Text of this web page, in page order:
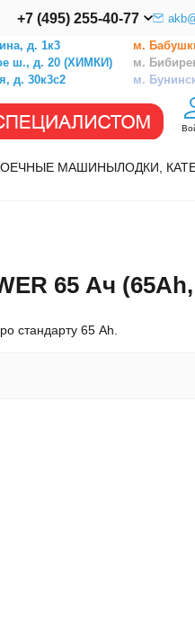
+7 (495) 255-40-77
д. 1к3 м.
ш., д. 20 (ХИМКИ) м.
д. 30к3с2 м.
МАШИНЫЛОДКИ,
65 Ач
стандарту 65 Ah.